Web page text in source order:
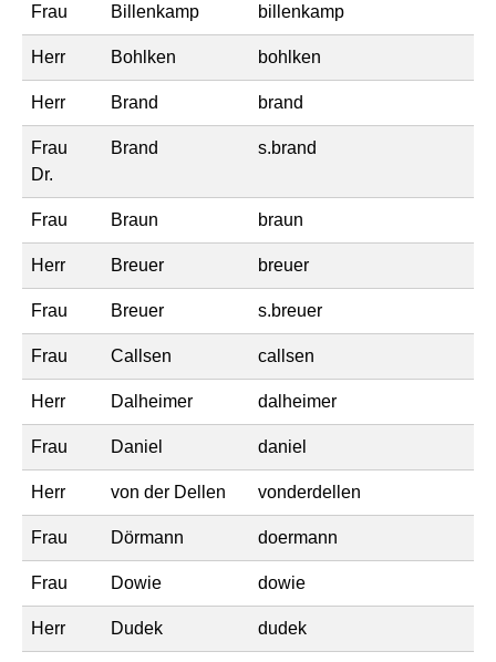
Frau Billenkamp billenkamp
Herr Bohlken bohlken
Herr Brand brand
Frau
Dr.
Brand s.brand
Frau Braun braun
Herr Breuer breuer
Frau Breuer s.breuer
Frau Callsen callsen
Herr Dalheimer dalheimer
Frau Daniel daniel
Herr von der Dellen vonderdellen
Frau Dörmann doermann
Frau Dowie dowie
Herr Dudek dudek